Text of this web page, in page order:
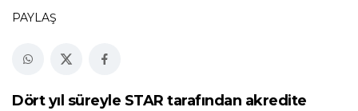
PAYLAŞ
Dört yıl süreyle STAR tarafından akredite